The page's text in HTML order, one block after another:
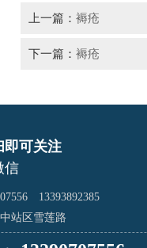
上一篇： 褥疮
下一篇： 褥疮
即可关注
信
13393892385
站区雪莲路